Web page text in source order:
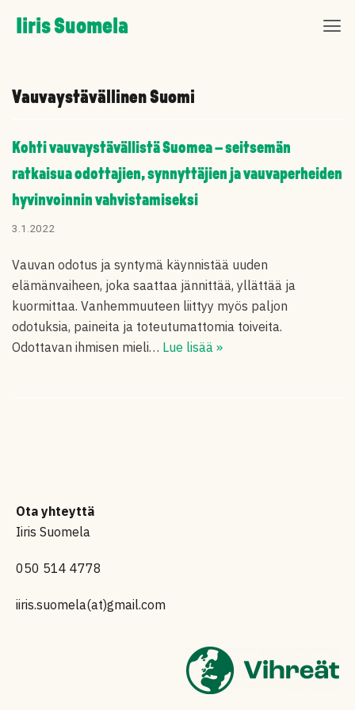
Skip
to
Iiris Suomela
Vauvaystävällinen Suomi
Kohti vauvays­tä­väl­listä Suomea – seitsemän
ratkaisua odottajien, synnyttä­jien ja vauvaper­heiden
hyvinvoinnin vahvista­mi­seksi
3.1.2022
Vauvan odotus ja syntymä käynnistää uuden
elämänvaiheen, joka saattaa jännittää, yllättää ja
kuormittaa. Vanhemmuuteen liittyy myös paljon
odotuksia, paineita ja toteutumattomia toiveita.
Odottavan ihmisen mieli… Lue lisää »
Ota yhteyttä
Iiris Suomela
050 514 4778
iiris.suomela(at)gmail.com